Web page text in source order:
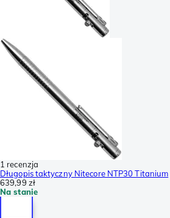
1 recenzja
Długopis taktyczny Nitecore NTP30 Titanium
639,99 zł
Na stanie